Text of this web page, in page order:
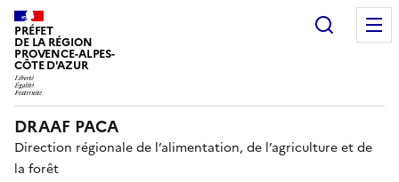
PRÉFET
DE LA RÉGION
PROVENCE-ALPES-
CÔTE D'AZUR
DRAAF PACA
Direction régionale de l’alimentation, de l’agriculture et de
la forêt